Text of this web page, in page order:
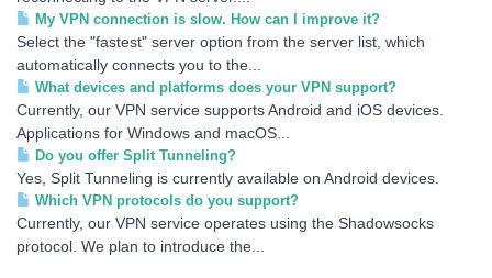
My VPN connection is slow. How can I improve it?
Select the "fastest" server option from the server list, which
automatically connects you to the...
What devices and platforms does your VPN support?
Currently, our VPN service supports Android and iOS devices.
Applications for Windows and macOS...
Do you offer Split Tunneling?
Yes, Split Tunneling is currently available on Android devices.
Which VPN protocols do you support?
Currently, our VPN service operates using the Shadowsocks
protocol. We plan to introduce the...